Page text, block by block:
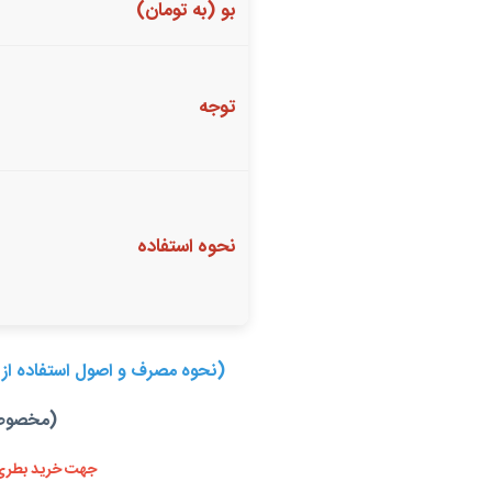
بو (به تومان)
توجه
نحوه استفاده
(نحوه مصرف و اصول استفاده
جهت خرید